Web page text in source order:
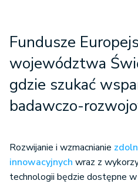
Fundusze
województwa
gdzie szukać
badawczo-
Rozwijanie i wzmacnianie
innowacyjnych wraz z
technologii będzie dostępne